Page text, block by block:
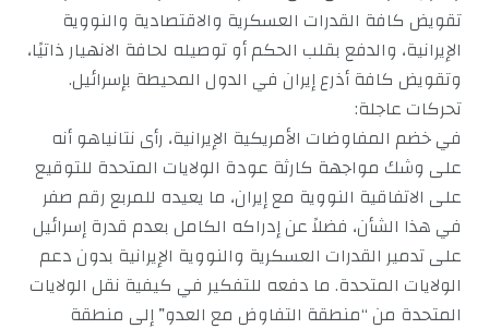
تقويض كافة القدرات العسكرية والاقتصادية والنووية
الإيرانية، والدفع بقلب الحكم أو توصيله لحافة الانهيار ذاتيًا،
وتقويض كافة أذرع إيران في الدول المحيطة بإسرائيل.
تحركات عاجلة:
في خضم المفاوضات الأمريكية الإيرانية، رأى نتانياهو أنه
على وشك مواجهة كارثة عودة الولايات المتحدة للتوقيع
على الاتفاقية النووية مع إيران، ما يعيده للمربع رقم صفر
في هذا الشأن، فضلاً عن إدراكه الكامل بعدم قدرة إسرائيل
على تدمير القدرات العسكرية والنووية الإيرانية بدون دعم
الولايات المتحدة. ما دفعه للتفكير في كيفية نقل الولايات
المتحدة من “منطقة التفاوض مع العدو” إلى منطقة